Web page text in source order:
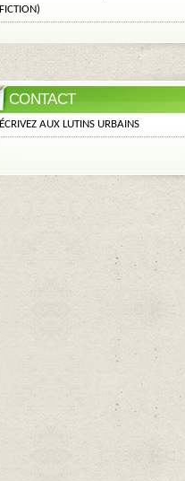
FICTION)
CONTACT
ÉCRIVEZ AUX LUTINS URBAINS